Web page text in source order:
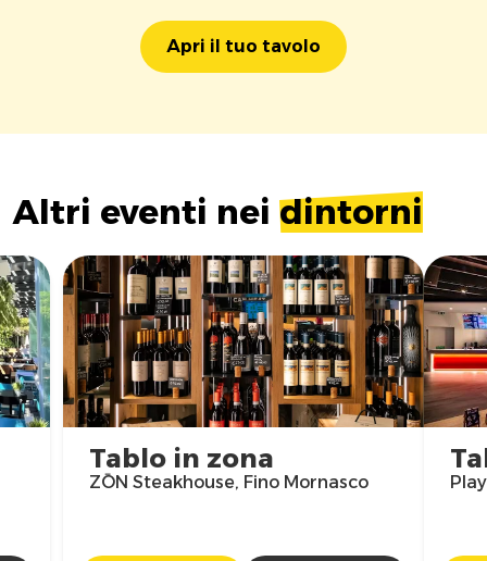
Apri il tuo tavolo
Altri eventi nei dintorni
Tablo in zona
ZŌN Steakhouse, Fino Mornasco